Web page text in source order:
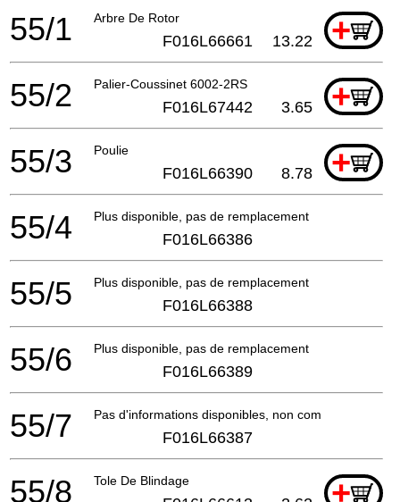
Arbre De Rotor +
55/1 F016L66661 13.22
Palier-Coussinet 6002-2RS +
55/2 F016L67442 3.65
Poulie +
55/3 F016L66390 8.78
Plus disponible, pas de remplacement
55/4 F016L66386
Plus disponible, pas de remplacement
55/5 F016L66388
Plus disponible, pas de remplacement
55/6 F016L66389
Pas d'informations disponibles, non commandable
55/7 F016L66387
Tole De Blindage +
55/8